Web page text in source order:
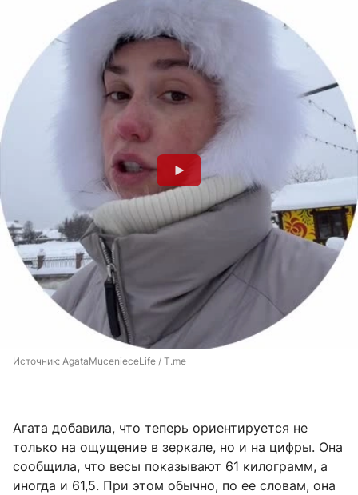
Источник: AgataMucenieceLife / T.me
Агата добавила, что теперь ориентируется не
только на ощущение в зеркале, но и на цифры. Она
сообщила, что весы показывают 61 килограмм, а
иногда и 61,5. При этом обычно, по ее словам, она